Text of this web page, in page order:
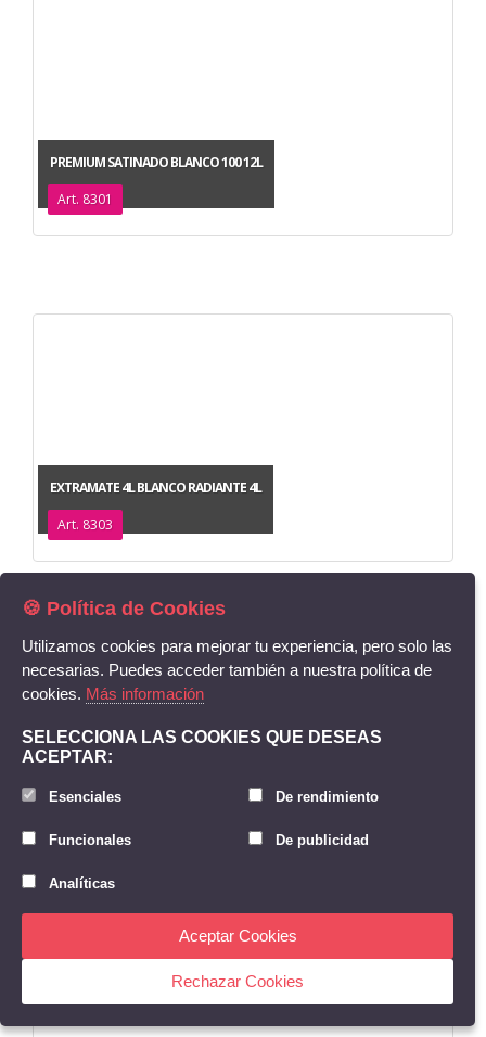
PREMIUM SATINADO BLANCO 100 12L
Art. 8301
EXTRAMATE 4L BLANCO RADIANTE 4L
Art. 8303
Art. 8303
🍪 Política de Cookies
Utilizamos cookies para mejorar tu experiencia, pero solo las
necesarias. Puedes acceder también a nuestra política de
cookies. Más información
SELECCIONA LAS COOKIES QUE DESEAS
ACEPTAR:
Esenciales
Funcionales
Analíticas
De rendimiento
De publicidad
Aceptar Cookies
Rechazar Cookies